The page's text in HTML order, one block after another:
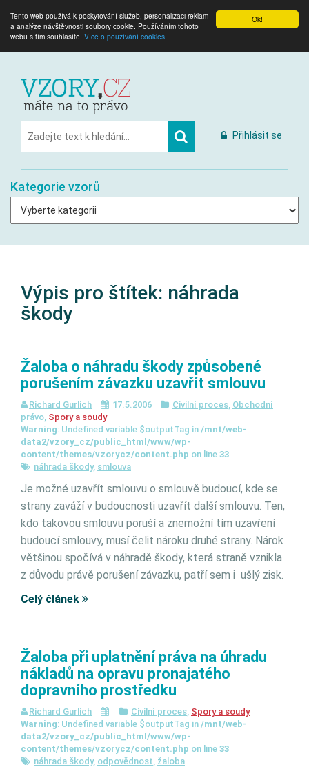
Ok!
Tento web používá k poskytování služeb, personalizaci reklam
a analýze návštěvnosti soubory cookie. Používáním tohoto
webu s tím souhlasíte. Více o používání cookies.
Přihlásit se
Kategorie vzorů
Výpis pro štítek: náhrada
škody
Žaloba o náhradu škody způsobené
porušením závazku uzavřít smlouvu
Richard Gurlich 17.5.2006 Civilní proces, Obchodní
právo, Spory a soudy
Warning: Undefined variable $outputTag in /mnt/web-
data2/vzory_cz/public_html/www/wp-
content/themes/vzorycz/content.php on line 33
náhrada škody, smlouva
Je možné uzavřít smlouvu o smlouvě budoucí, kde se
strany zaváží v budoucnosti uzavřít další smlouvu. Ten,
kdo takovou smlouvu poruší a znemožní tím uzavření
budoucí smlouvy, musí čelit nároku druhé strany. Nárok
většinou spočívá v náhradě škody, která straně vznikla
z důvodu právě porušení závazku, patří sem i ušlý zisk.
Celý článek
Žaloba při uplatnění práva na úhradu
nákladů na opravu pronajatého
dopravního prostředku
Richard Gurlich Civilní proces, Spory a soudy
Warning: Undefined variable $outputTag in /mnt/web-
data2/vzory_cz/public_html/www/wp-
content/themes/vzorycz/content.php on line 33
náhrada škody, odpovědnost, žaloba